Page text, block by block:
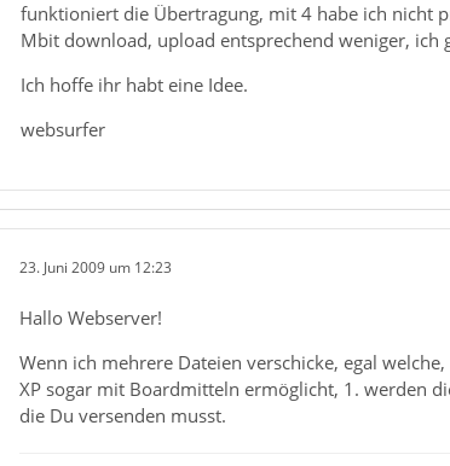
funktioniert die Übertragung, mit 4 habe ich nicht
Mbit download, upload entsprechend weniger, ich
Ich hoffe ihr habt eine Idee.
websurfer
23. Juni 2009 um 12:23
Hallo Webserver!
Wenn ich mehrere Dateien verschicke, egal
XP sogar mit Boardmitteln ermöglicht, 1. werden
die Du versenden musst.